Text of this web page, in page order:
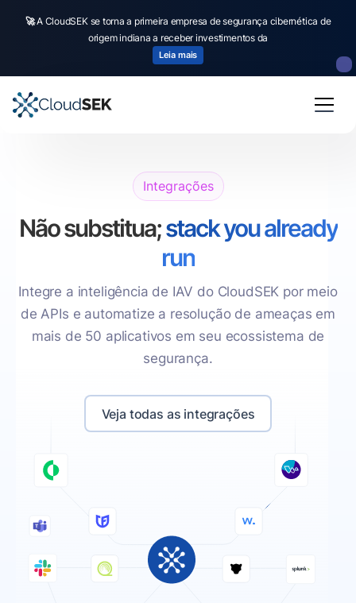
🚀A CloudSEK se torna a primeira empresa de segurança cibernética de
origem indiana a receber investimentos da
Leia mais
🚀CloudSEK becomes first Indian origin cybersecurity company to receive
investment fromUS statefund
Read more
Integrações
Não substitua;stack you already
run
Integre a inteligência de IAV do CloudSEK por meio
de APIs e automatize a resolução de ameaças em
mais de 50 aplicativos em seu ecossistema de
segurança.
Veja todas as integrações